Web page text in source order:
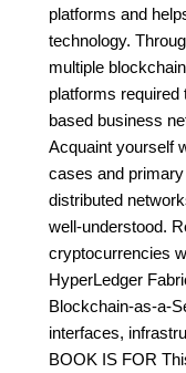
platforms and
technology.
multiple
platforms required
based business
Acquaint yourself
cases and
distributed
well-understood.
cryptocurrencies
HyperLedger
Blockchain-as-a-
interfaces,
BOOK IS FOR